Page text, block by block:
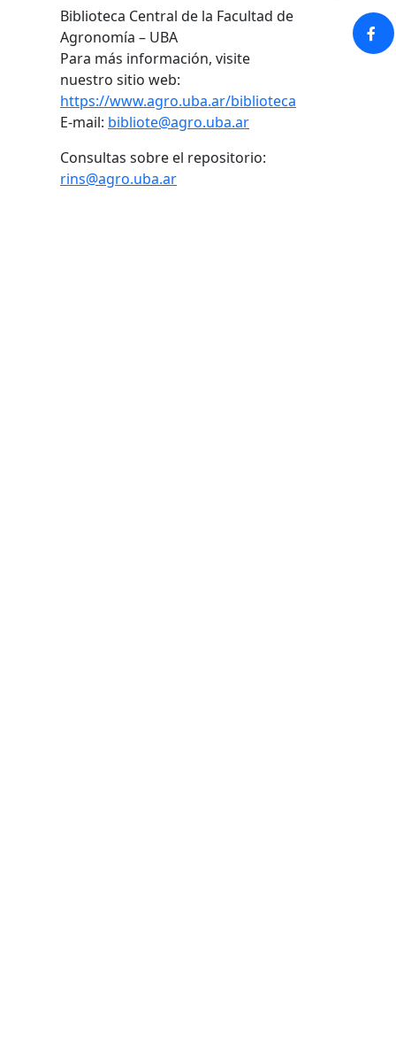
Biblioteca Central de la Facultad de
Agronomía – UBA
Para más información, visite
nuestro sitio web:
https://www.agro.uba.ar/biblioteca
E-mail: bibliote@agro.uba.ar
Consultas sobre el repositorio:
rins@agro.uba.ar